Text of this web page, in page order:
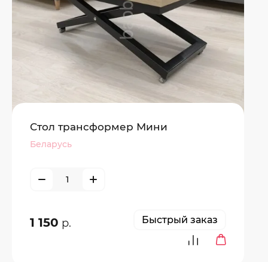
Стол трансформер Мини
Беларусь
1 150 р. Быстрый заказ